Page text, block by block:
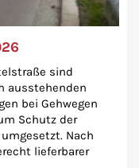
sind
ausstehenden
bei Gehwegen
Schutz der
Nach
lieferbarer